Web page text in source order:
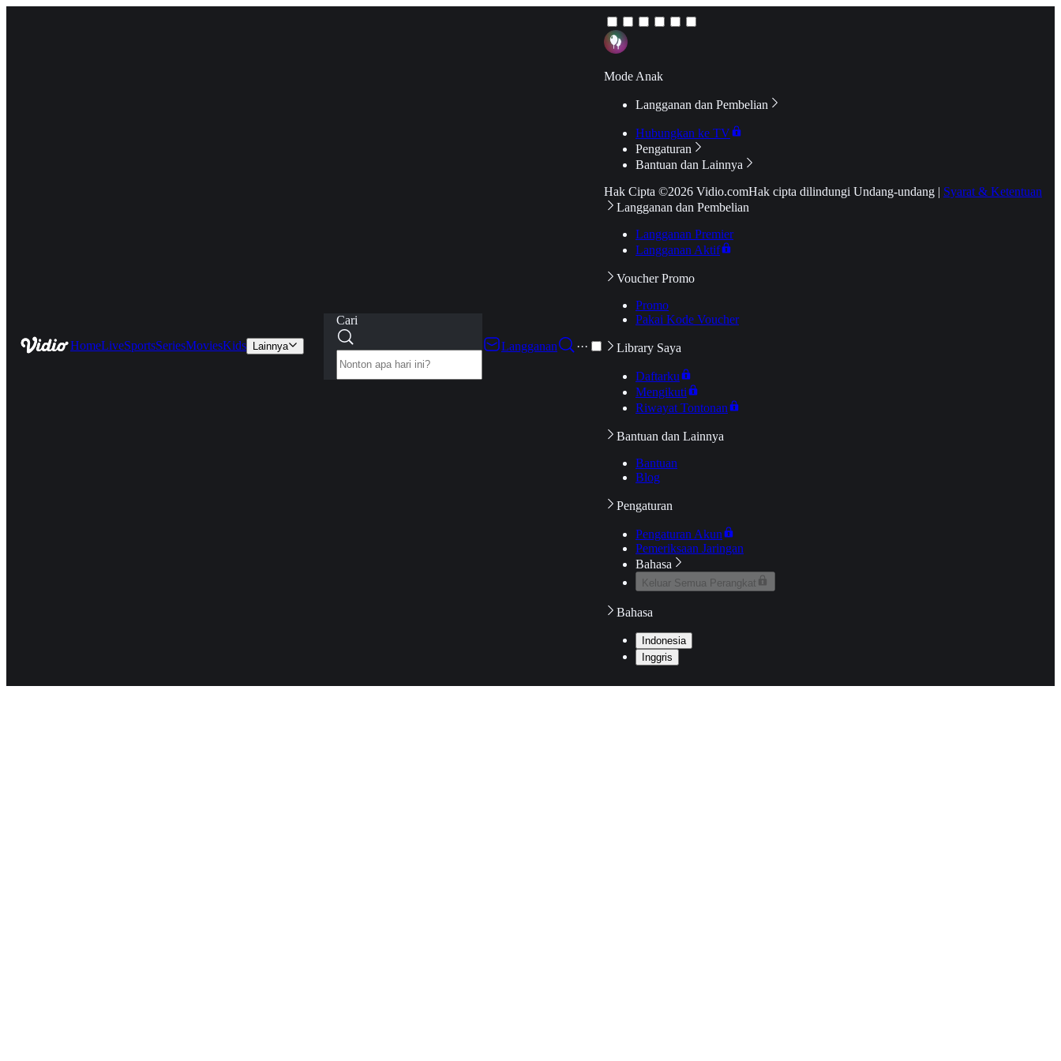
HomeLiveSportsSeriesMoviesKids Lainnya
Cari
Langganan
···
Mode Anak
Langganan dan Pembelian
Hubungkan ke TV
Pengaturan
Bantuan dan Lainnya
Hak Cipta ©2026 Vidio.comHak cipta dilindungi Undang-undang | Syarat & Ketentuan
Langganan dan Pembelian
Langganan Premier
Langganan Aktif
Voucher Promo
Promo
Pakai Kode Voucher
Library Saya
Daftarku
Mengikuti
Riwayat Tontonan
Bantuan dan Lainnya
Bantuan
Blog
Pengaturan
Pengaturan Akun
Pemeriksaan Jaringan
Bahasa
Keluar Semua Perangkat
Bahasa
Indonesia
Inggris